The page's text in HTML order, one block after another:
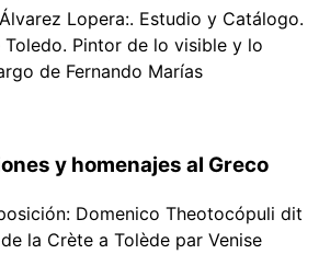
Lopera:. Estudio y Catálogo.
Toledo. Pintor de lo visible y lo
de Fernando Marías
y homenajes al Greco
Domenico Theotocópuli dit
la Crète a Tolède par Venise